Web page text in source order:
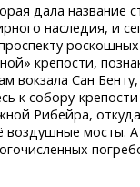
дала название
наследия, и
крепости,
вокзала Сан
к собору-крепости
Рибейра,
воздушные мосты. А